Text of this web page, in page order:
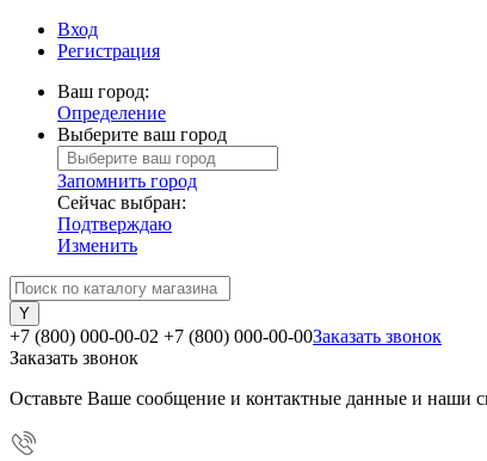
Вход
Регистрация
Ваш город:
Определение
Выберите ваш город
Запомнить город
Сейчас выбран:
Подтверждаю
Изменить
+7 (800) 000-00-02 +7 (800) 000-00-00Заказать звонок
Заказать звонок
Оставьте Ваше сообщение и контактные данные и наши